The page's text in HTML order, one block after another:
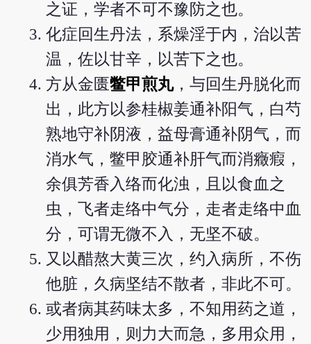
之证，学者不可不豫防之也。
化症回生丹法，系燥淫于内，治以苦
温，佐以甘辛，以苦下之也。
方从金匮鳖甲煎丸，与回生丹脱化而
出，此方以参桂椒姜通补阳气，白芍
熟地守补阴液，益母膏通补阴气，而
消水气，鳖甲胶通补肝气而消癥瘕，
余俱芳香入络而化浊，且以食血之
虫，飞者走络中气分，走者走络中血
分，可谓无微不入，无坚不破。
又以醋熬大黄三次，约入病所，不伤
他脏，久病坚结不散者，非此不可。
或者病其药味太多，不知用药之道，
少用独用，则力大而急，多用众用，